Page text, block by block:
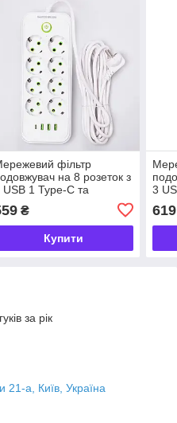
фільтр
на 8 розеток з
USB 1 Type-C та
2.8 м Білий HP-5-27
₴
Купити
3
29
619
за рік
а, Київ, Україна